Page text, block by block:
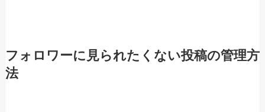
フォロワーに見られたくない投稿の管理方
法